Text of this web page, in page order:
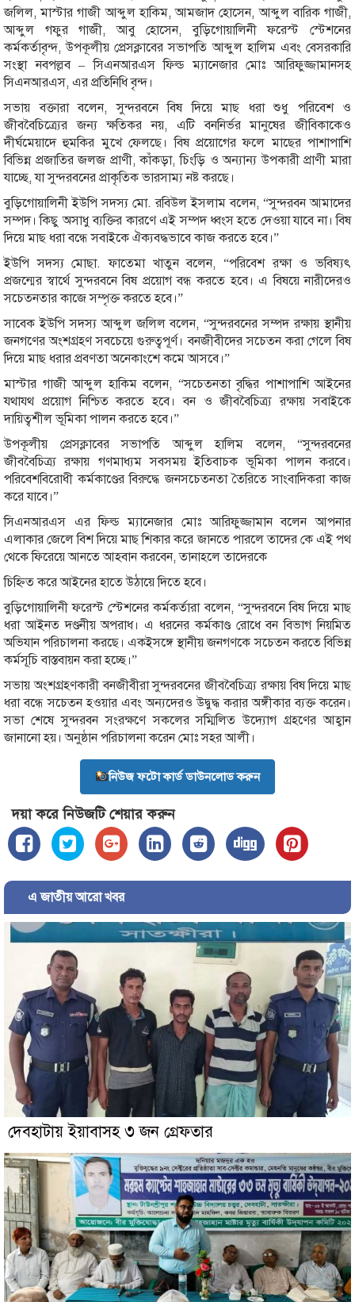
জলিল, মাস্টার গাজী আব্দুল হাকিম, আমজাদ হোসেন, আব্দুল বারিক গাজী,
আব্দুল গফুর গাজী, আবু হোসেন, বুড়িগোয়ালিনী ফরেস্ট স্টেশনের
কর্মকর্তাবৃন্দ, উপকূলীয় প্রেসক্লাবের সভাপতি আব্দুল হালিম এবং বেসরকারি
সংস্থা নবপল্লব – সিএনআরএস ফিল্ড ম্যানেজার মোঃ আরিফুজ্জামানসহ
সিএনআরএস, এর প্রতিনিধি বৃন্দ।
সভায় বক্তারা বলেন, সুন্দরবনে বিষ দিয়ে মাছ ধরা শুধু পরিবেশ ও
জীববৈচিত্র্যের জন্য ক্ষতিকর নয়, এটি বননির্ভর মানুষের জীবিকাকেও
দীর্ঘমেয়াদে হুমকির মুখে ফেলছে। বিষ প্রয়োগের ফলে মাছের পাশাপাশি
বিভিন্ন প্রজাতির জলজ প্রাণী, কাঁকড়া, চিংড়ি ও অন্যান্য উপকারী প্রাণী মারা
যাচ্ছে, যা সুন্দরবনের প্রাকৃতিক ভারসাম্য নষ্ট করছে।
বুড়িগোয়ালিনী ইউপি সদস্য মো. রবিউল ইসলাম বলেন, “সুন্দরবন আমাদের
সম্পদ। কিছু অসাধু ব্যক্তির কারণে এই সম্পদ ধ্বংস হতে দেওয়া যাবে না। বিষ
দিয়ে মাছ ধরা বন্ধে সবাইকে ঐক্যবদ্ধভাবে কাজ করতে হবে।”
ইউপি সদস্য মোছা. ফাতেমা খাতুন বলেন, “পরিবেশ রক্ষা ও ভবিষ্যৎ
প্রজন্মের স্বার্থে সুন্দরবনে বিষ প্রয়োগ বন্ধ করতে হবে। এ বিষয়ে নারীদেরও
সচেতনতার কাজে সম্পৃক্ত করতে হবে।”
সাবেক ইউপি সদস্য আব্দুল জলিল বলেন, “সুন্দরবনের সম্পদ রক্ষায় স্থানীয়
জনগণের অংশগ্রহণ সবচেয়ে গুরুত্বপূর্ণ। বনজীবীদের সচেতন করা গেলে বিষ
দিয়ে মাছ ধরার প্রবণতা অনেকাংশে কমে আসবে।”
মাস্টার গাজী আব্দুল হাকিম বলেন, “সচেতনতা বৃদ্ধির পাশাপাশি আইনের
যথাযথ প্রয়োগ নিশ্চিত করতে হবে। বন ও জীববৈচিত্র্য রক্ষায় সবাইকে
দায়িত্বশীল ভূমিকা পালন করতে হবে।”
উপকূলীয় প্রেসক্লাবের সভাপতি আব্দুল হালিম বলেন, “সুন্দরবনের
জীববৈচিত্র্য রক্ষায় গণমাধ্যম সবসময় ইতিবাচক ভূমিকা পালন করবে।
পরিবেশবিরোধী কর্মকাণ্ডের বিরুদ্ধে জনসচেতনতা তৈরিতে সাংবাদিকরা কাজ
করে যাবে।”
সিএনআরএস এর ফিল্ড ম্যানেজার মোঃ আরিফুজ্জামান বলেন আপনার
এলাকার জেলে বিশ দিয়ে মাছ শিকার করে জানতে পারলে তাদের কে এই পথ
থেকে ফিরেয়ে আনতে আহবান করবেন, তানাহলে তাদেরকে
চিহ্নিত করে আইনের হাতে উঠায়ে দিতে হবে।
বুড়িগোয়ালিনী ফরেস্ট স্টেশনের কর্মকর্তারা বলেন, “সুন্দরবনে বিষ দিয়ে মাছ
ধরা আইনত দণ্ডনীয় অপরাধ। এ ধরনের কর্মকাণ্ড রোধে বন বিভাগ নিয়মিত
অভিযান পরিচালনা করছে। একইসঙ্গে স্থানীয় জনগণকে সচেতন করতে বিভিন্ন
কর্মসূচি বাস্তবায়ন করা হচ্ছে।”
সভায় অংশগ্রহণকারী বনজীবীরা সুন্দরবনের জীববৈচিত্র্য রক্ষায় বিষ দিয়ে মাছ
ধরা বন্ধে সচেতন হওয়ার এবং অন্যদেরও উদ্বুদ্ধ করার অঙ্গীকার ব্যক্ত করেন।
সভা শেষে সুন্দরবন সংরক্ষণে সকলের সম্মিলিত উদ্যোগ গ্রহণের আহ্বান
জানানো হয়। অনুষ্ঠান পরিচালনা করেন মোঃ সহর আলী।
নিউজ ফটো কার্ড ডাউনলোড করুন
দয়া করে নিউজটি শেয়ার করুন
এ জাতীয় আরো খবর
দেবহাটায় ইয়াবাসহ ৩ জন গ্রেফতার